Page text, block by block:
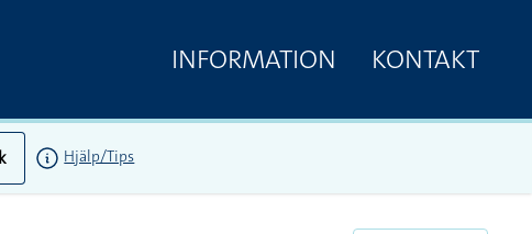
INFORMATION KONTAKT
Hjälp/Tips